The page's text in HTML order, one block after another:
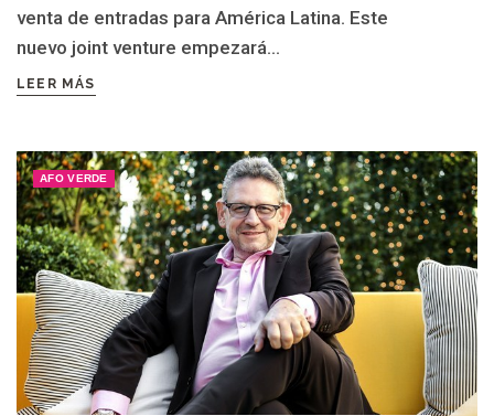
venta de entradas para América Latina. Este
nuevo joint venture empezará...
LEER MÁS
AFO VERDE